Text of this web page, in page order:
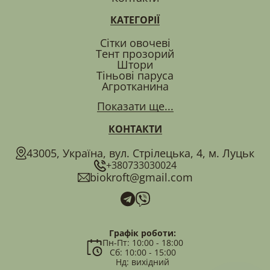
Графік роботи:
Пн-Пт: 10:00 - 18:00
Сб: 10:00 - 15:00
Нд: вихідний
КАТЕГОРІЇ
Сітки овочеві
Тент прозорий
Штори
Тіньові паруса
Агротканина
Показати ще...
КОНТАКТИ
43005, Україна, вул. Стрілецька, 4, м. Луцьк
+380733030024
biokroft@gmail.com